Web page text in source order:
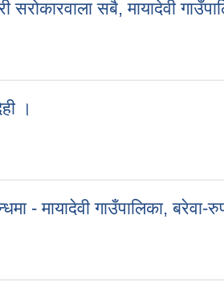
सरोकारवाला सबै, मायादेवी
।
- मायादेवी गाउँपालिका, बरेवा-